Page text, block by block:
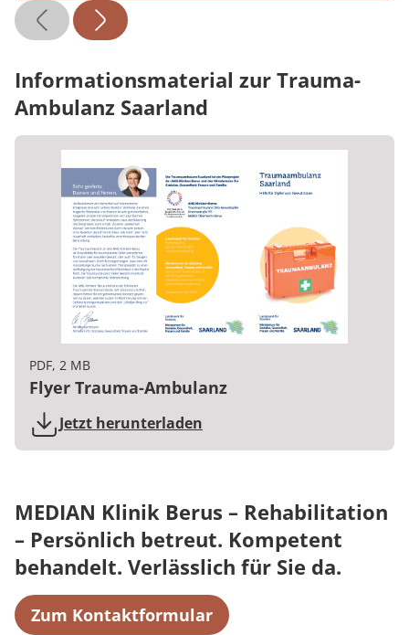
Informationsmaterial zur Trauma-
Ambulanz Saarland
PDF, 2 MB
Flyer Trauma-Ambulanz
Jetzt herunterladen
MEDIAN Klinik Berus – Rehabilitation
– Persönlich betreut. Kompetent
behandelt. Verlässlich für Sie da.
Zum Kontaktformular